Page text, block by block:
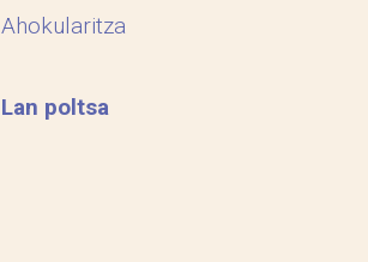
Ahokularitza
Lan poltsa